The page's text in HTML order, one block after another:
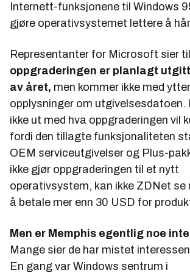
Internett-funksjonene til Windows
gjøre operativsystemet lettere å
Representanter for Microsoft sier til
oppgraderingen er planlagt
av året, men kommer ikke med
opplysninger om utgivelsesdatoen.
ikke ut med hva oppgraderingen vil
fordi den tillagte funksjonaliteten
OEM serviceutgivelser og Plus-
ikke gjør oppgraderingen til et nytt
operativsystem, kan ikke ZDNet se
å betale mer enn 30 USD for
Men er Memphis egentlig noe
Mange sier de har mistet
En gang var Windows sentrum i